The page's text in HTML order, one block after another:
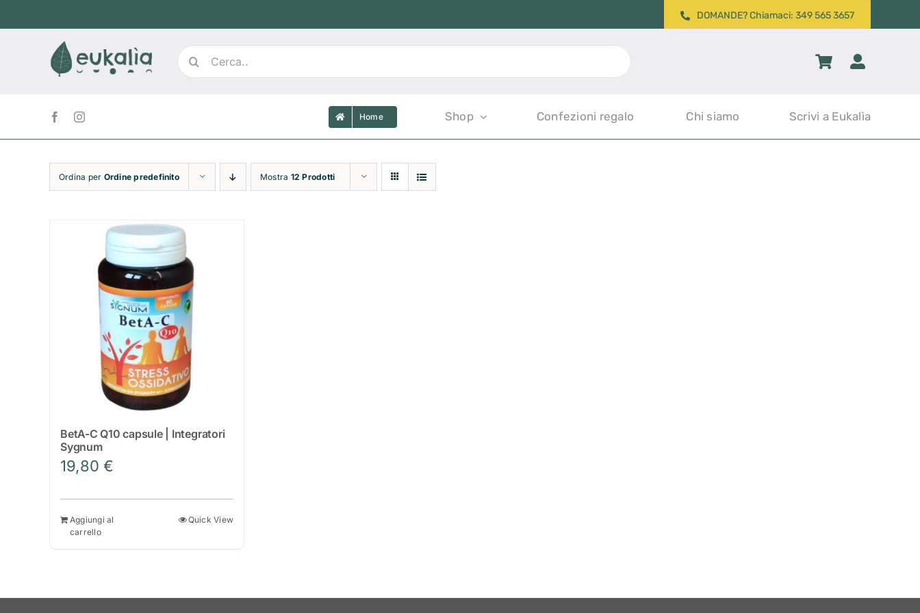
al
DOMANDE? Chiamaci: 349 565 3657
Cerca
per:
Home Shop Confezioni regalo Chi siamo Scrivi a Eukalìa
Ordina per Ordine predefinito Mostra 12 Prodotti
BetA-C Q10 capsule | Integratori
Sygnum
19,80€
Aggiungi al
carrello
Quick View